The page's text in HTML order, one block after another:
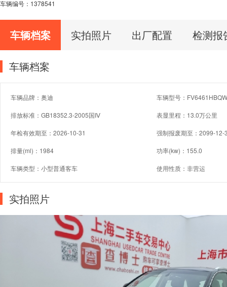
车辆编号： 1378541
车辆档案 实拍照片 出厂配置 检测报
车辆档案
车辆品牌：奥迪 车辆型号：
排放标准：GB18352.3-2005国Ⅳ 表显里程：13.0万公里
年检有效期至：2026-10-31 强制报废期至：2099-12-
排量(ml)：1984 功率(kw)：155.0
车辆类型：小型普通客车 使用性质：非营运
实拍照片